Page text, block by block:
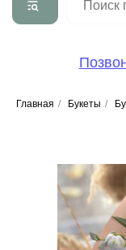
Главная / Букеты /